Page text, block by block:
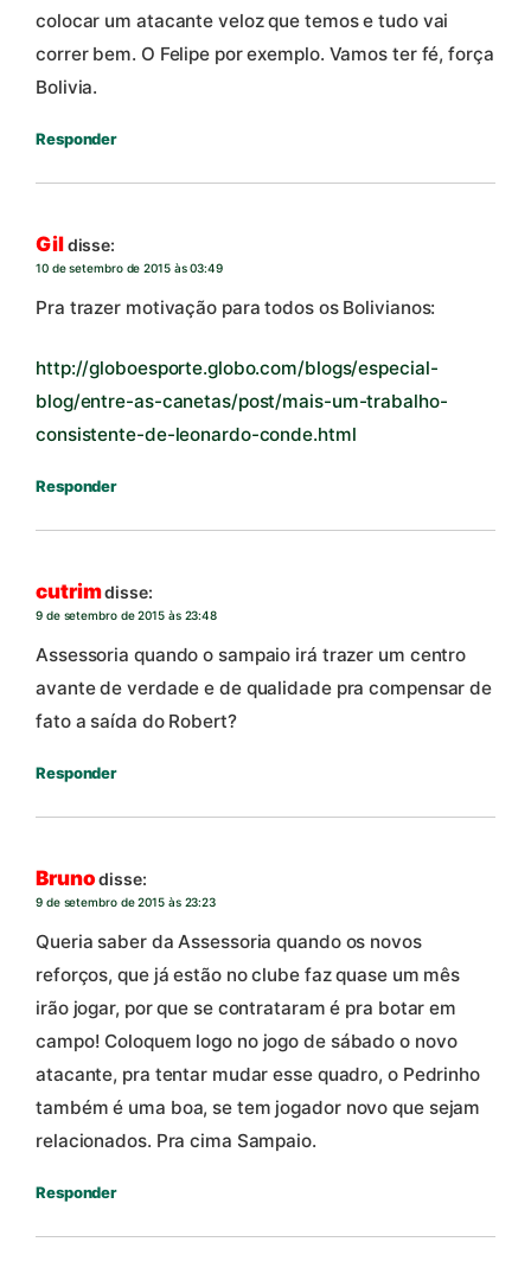
colocar um atacante veloz que temos e tudo vai
correr bem. O Felipe por exemplo. Vamos ter fé, força
Bolivia.
Responder
Gildisse:
10 de setembro de 2015 às 03:49
Pra trazer motivação para todos os Bolivianos:
http://globoesporte.globo.com/blogs/especial-
blog/entre-as-canetas/post/mais-um-trabalho-
consistente-de-leonardo-conde.html
Responder
cutrimdisse:
9 de setembro de 2015 às 23:48
Assessoria quando o sampaio irá trazer um centro
avante de verdade e de qualidade pra compensar de
fato a saída do Robert?
Responder
Bruno disse:
9 de setembro de 2015 às 23:23
Queria saber da Assessoria quando os novos
reforços, que já estão no clube faz quase um mês
irão jogar, por que se contrataram é pra botar em
campo! Coloquem logo no jogo de sábado o novo
atacante, pra tentar mudar esse quadro, o Pedrinho
também é uma boa, se tem jogador novo que sejam
relacionados. Pra cima Sampaio.
Responder